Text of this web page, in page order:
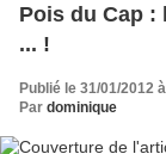
Pois du Cap :
... !
Publié le 31/01/2012
Par dominique